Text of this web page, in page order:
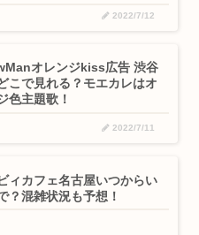
2022/7/12
オレンジkiss広告 渋谷
こで見れる？モエカレはオ
色主題歌！
2022/7/11
ィカフェ名古屋いつからい
？混雑状況も予想！